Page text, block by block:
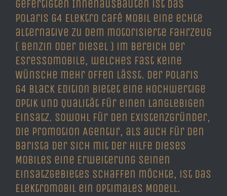
gefertigten Innenausbauten ist das
Polaris G4 Elektro Café Mobil eine echte
alternative zu dem motorisierte Fahrzeug
( Benzin oder Diesel ) im Bereich der
Esressomobile, welches fast keine
Wünsche mehr offen lässt. Der Polaris
G4 Black Edition bietet eine hochwertige
Optik und Qualität für einen langlebigen
Einsatz. Sowohl für den Existenzgründer,
die Promotion Agentur, als auch für den
Barista der sich mit der Hilfe dieses
Mobiles eine Erweiterung seinen
Einsatzgebietes schaffen möchte, ist das
Elektromobil ein optimales Modell.